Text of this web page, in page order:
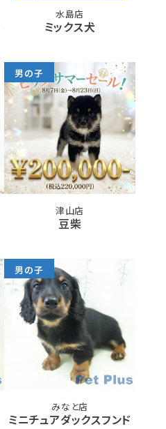
水島店
ミックス犬
男の子
津山店
豆柴
男の子
みなと店
ミニチュアダックスフンド